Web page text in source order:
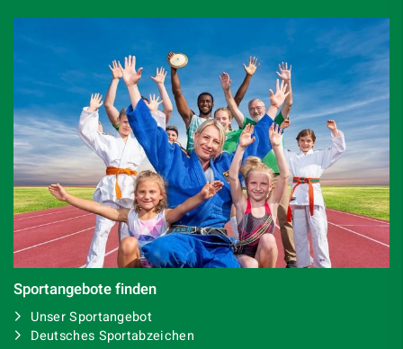
Sportangebote finden
Unser Sportangebot
Deutsches Sportabzeichen